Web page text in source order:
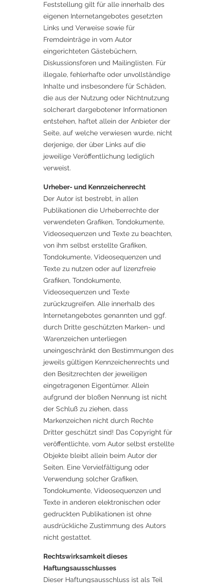
Feststellung gilt für alle innerhalb des
eigenen Internetangebotes gesetzten
Links und Verweise sowie für
Fremdeinträge in vom Autor
eingerichteten Gästebüchern,
Diskussionsforen und Mailinglisten. Für
illegale, fehlerhafte oder unvollständige
Inhalte und insbesondere für Schäden,
die aus der Nutzung oder Nichtnutzung
solcherart dargebotener Informationen
entstehen, haftet allein der Anbieter der
Seite, auf welche verwiesen wurde, nicht
derjenige, der über Links auf die
jeweilige Veröffentlichung lediglich
verweist.
Urheber- und Kennzeichenrecht
Der Autor ist bestrebt, in allen
Publikationen die Urheberrechte der
verwendeten Grafiken, Tondokumente,
Videosequenzen und Texte zu beachten,
von ihm selbst erstellte Grafiken,
Tondokumente, Videosequenzen und
Texte zu nutzen oder auf lizenzfreie
Grafiken, Tondokumente,
Videosequenzen und Texte
zurückzugreifen. Alle innerhalb des
Internetangebotes genannten und ggf.
durch Dritte geschützten Marken- und
Warenzeichen unterliegen
uneingeschränkt den Bestimmungen des
jeweils gültigen Kennzeichenrechts und
den Besitzrechten der jeweiligen
eingetragenen Eigentümer. Allein
aufgrund der bloßen Nennung ist nicht
der Schluß zu ziehen, dass
Markenzeichen nicht durch Rechte
Dritter geschützt sind! Das Copyright für
veröffentlichte, vom Autor selbst erstellte
Objekte bleibt allein beim Autor der
Seiten. Eine Vervielfältigung oder
Verwendung solcher Grafiken,
Tondokumente, Videosequenzen und
Texte in anderen elektronischen oder
gedruckten Publikationen ist ohne
ausdrückliche Zustimmung des Autors
nicht gestattet.
Rechtswirksamkeit dieses
Haftungsausschlusses
Dieser Haftungsausschluss ist als Teil